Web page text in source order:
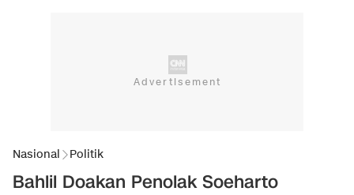
Nasional Politik
Bahlil Doakan Penolak Soeharto